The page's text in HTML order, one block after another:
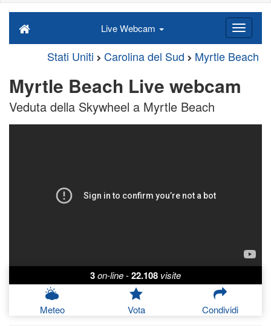
Live Webcam
Stati Uniti Carolina del Sud Myrtle Beach
Myrtle Beach Live webcam
Veduta della Skywheel a Myrtle Beach
3on-line-22.108 visite
Meteo Vota Condividi